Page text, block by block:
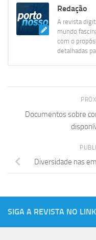
Redação
A revista
mundo
com o
detalhadas
Documentos sobre
Diversidade nas
SIGA A REVISTA NO